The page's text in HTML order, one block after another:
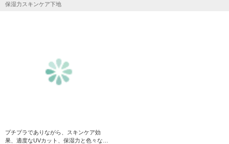
保湿力スキンケア下地
プチプラでありながら、スキンケア効
果、適度なUVカット、保湿力と色々なバ